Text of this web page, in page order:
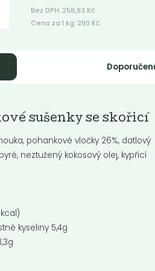
Vegan Bílá
Bez DPH: 258,93 Kč
Cena za 1 kg: 290 Kč
sušenky se skořicí
pohankové vločky 26%, datlový
neztužený kokosový olej, kypřící
kyseliny 5,4g